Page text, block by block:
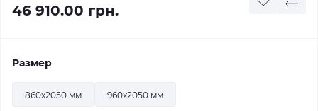
46 910.00 грн.
Размер
860x2050 мм 960x2050 мм